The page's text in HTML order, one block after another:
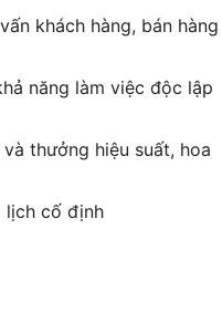
khách hàng, bán hàng
năng làm việc độc lập
thưởng hiệu suất, hoa
lịch cố định